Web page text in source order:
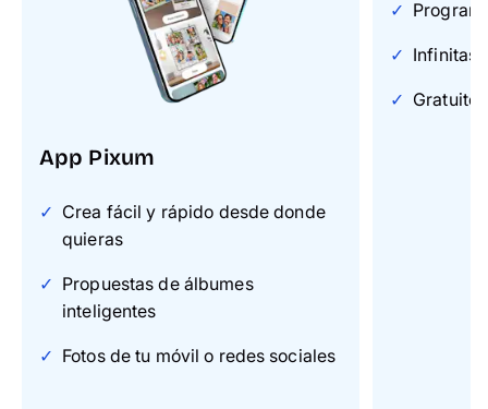
App Pixum
Crea fácil y rápido desde donde
quieras
Propuestas de álbumes
inteligentes
Fotos de tu móvil o redes sociales
Infinitas
Gratuito